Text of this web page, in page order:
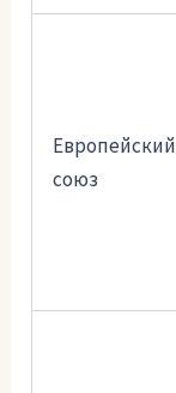
Европейский
союз